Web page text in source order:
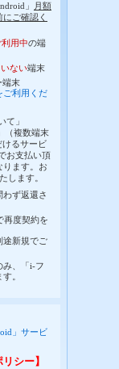
」
月額
にご確認く
用中の端
ない端末
端末
ご利用くだ
て」
（複数端末
けるサービ
お支払い頂
ります。お
します。
ず返還さ
再度契約を
途新規でご
み、「i-フ
。
」サービ
シー】